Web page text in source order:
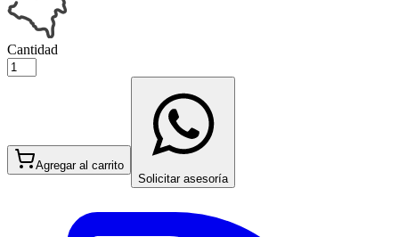
Cantidad
Agregar al carrito
Solicitar asesoría